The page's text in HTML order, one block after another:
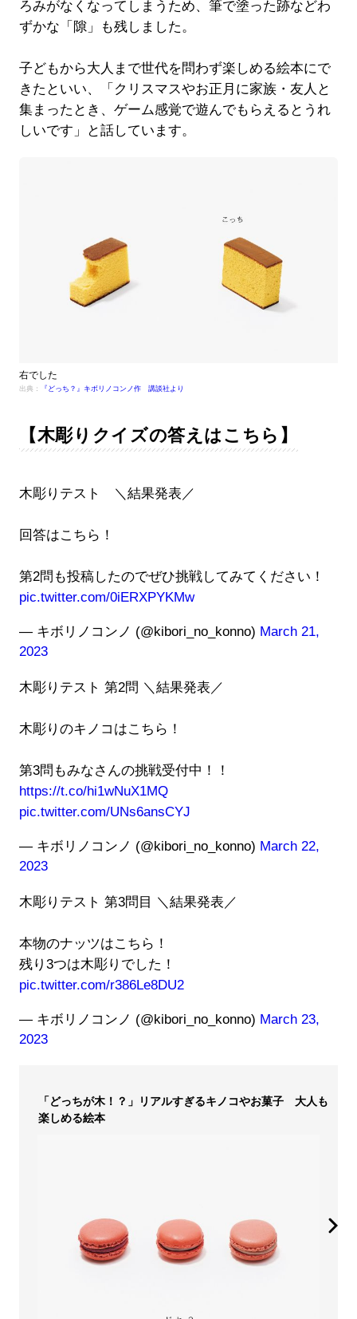
ろみがなくなってしまうため、筆で塗った跡などわ
ずかな「隙」も残しました。
子どもから大人まで世代を問わず楽しめる絵本にで
きたといい、「クリスマスやお正月に家族・友人と
集まったとき、ゲーム感覚で遊んでもらえるとうれ
しいです」と話しています。
右でした
出典： 『どっち？』キボリノコンノ作 講談社より
【木彫りクイズの答えはこちら】
木彫りテスト ＼結果発表／
回答はこちら！
第2問も投稿したのでぜひ挑戦してみてください！
pic.twitter.com/0iERXPYKMw
— キボリノコンノ (@kibori_no_konno) March 21,
2023
木彫りテスト 第2問 ＼結果発表／
木彫りのキノコはこちら！
第3問もみなさんの挑戦受付中！！
https://t.co/hi1wNuX1MQ
pic.twitter.com/UNs6ansCYJ
— キボリノコンノ (@kibori_no_konno) March 22,
2023
木彫りテスト 第3問目 ＼結果発表／
本物のナッツはこちら！
残り3つは木彫りでした！
pic.twitter.com/r386Le8DU2
— キボリノコンノ (@kibori_no_konno) March 23,
2023
「どっちが木！？」リアルすぎるキノコやお菓子 大人も
楽しめる絵本